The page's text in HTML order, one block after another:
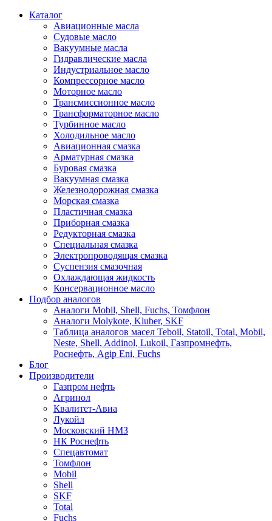
Каталог
Авиационные масла
Судовые масло
Вакуумные масла
Гидравлические масла
Индустриальное масло
Компрессорное масло
Моторное масло
Трансмиссионное масло
Трансформаторное масло
Турбинное масло
Холодильное масло
Авиационная смазка
Арматурная смазка
Буровая смазка
Вакуумная смазка
Железнодорожная смазка
Морская смазка
Пластичная смазка
Приборная смазка
Редукторная смазка
Специальная смазка
Электропроводящая смазка
Суспензия смазочная
Охлаждающая жидкость
Консервационное масло
Подбор аналогов
Аналоги Mobil, Shell, Fuchs, Томфлон
Аналоги Molykote, Kluber, SKF
Таблица аналогов масел Teboil, Statoil, Total, Mobil,
Neste, Shell, Addinol, Lukoil, Газпромнефть,
Роснефть, Agip Eni, Fuchs
Блог
Производители
Газпром нефть
Агринол
Квалитет-Авиа
Лукойл
Московский НМЗ
НК Роснефть
Спецавтомат
Томфлон
Mobil
Shell
SKF
Total
Fuchs